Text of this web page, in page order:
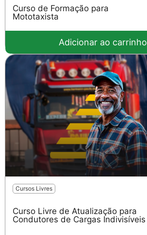
Curso de Formação para
Mototaxista
Adicionar ao carrinho
Cursos Livres
Curso Livre de Atualização para
Condutores de Cargas Indivisíveis